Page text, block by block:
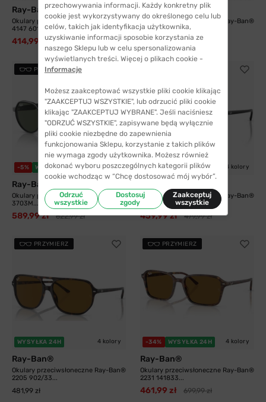
Ray-Ban®
Okulary przeciwsłoneczne Ray-Ban®
4147 601/87...
414,99 zł 449,99 zł
Ray-Ban®
Okulary przeciwsłoneczne Ray-Ban®
4387 601/71...
357,99 zł 402,99 zł
PRZYMIERZ
-5% WYSYŁKA 24H 3 kolory
Ray-Ban®
Okulary przeciwsłoneczne Ray-Ban®
3703M...
589,99 zł 622,99 zł
-4% WYSYŁKA 24H 4 kolory
Okulary przeciwsłoneczne Ray-Ban®
2205 901/31...
459,99 zł 479,99 zł
PRZYMIERZ
WYSYŁKA 24H 4 kolory
Ray-Ban®
Okulary przeciwsłoneczne Ray-Ban®
2205 902/33...
481,99 zł
PRZYMIERZ
-34% WYSYŁKA 24H 4 kolory
Ray-Ban®
Okulary przeciwsłoneczne Ray-Ban®
2231 141833...
461,99 zł 699,99 zł
przechowywania informacji. Każdy konkretny plik
cookie jest wykorzystywany do określonego celu lub
celów, takich jak identyfikacja użytkownika,
uzyskiwanie informacji sposobie korzystania ze
naszego Sklepu lub w celu spersonalizowania
wyświetlanych treści. Więcej o plikach cookie -
Informacje
Możesz zaakceptować wszystkie pliki cookie klikając
"ZAAKCEPTUJ WSZYSTKIE", lub odrzucić pliki cookie
klikając "ZAAKCEPTUJ WYBRANE". Jeśli naciśniesz
"ODRZUĆ WSZYSTKIE", zapisywane będą wyłącznie
pliki cookie niezbędne do zapewnienia
funkcjonowania Sklepu, korzystanie z takich plików
nie wymaga zgody użytkownika. Możesz również
dokonać wyboru poszczególnych kategorii plików
cookie wchodząc w “Chcę dostosować mój wybór”.
Odrzuć
wszystkie
Dostosuj
zgody
Zaakceptuj
wszystkie